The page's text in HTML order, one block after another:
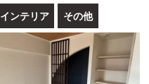
インテリア その他